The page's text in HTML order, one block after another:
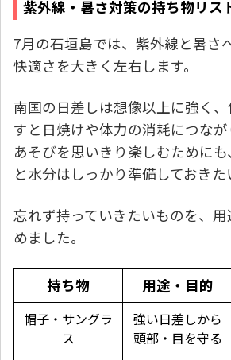
紫外線・暑さ対策の持ち物リス
7月の石垣島では、紫外線と暑さ
快適さを大きく左右します。
南国の日差しは想像以上に強く
すと日焼けや体力の消耗につな
あそびを思いきり楽しむために
と水分はしっかり準備しておきた
忘れず持っていきたいものを、
めました。
持ち物 用途・目的
帽子・サングラ
ス
強い日差しから
頭部・目を守る